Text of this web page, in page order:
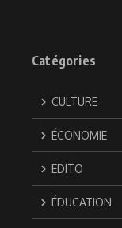
Catégories
CULTURE
ÉCONOMIE
EDITO
ÉDUCATION